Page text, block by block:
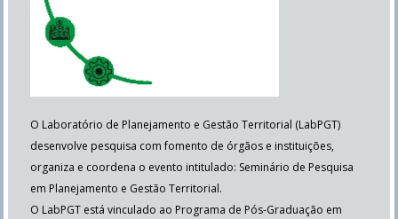
O Laboratório de Planejamento e Gestão Territorial (LabPGT)
desenvolve pesquisa com fomento de órgãos e instituições,
organiza e coordena o evento intitulado: Seminário de Pesquisa
em Planejamento e Gestão Territorial.
O LabPGT está vinculado ao Programa de Pós-Graduação em